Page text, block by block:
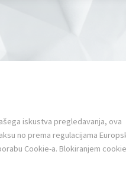
Aquaestil Plus d.o.o.
stranici, poput imena,
vas da navodite
iskustva pregledavanja, ova
no prema regulacijama
Cookie-a. Blokiranjem